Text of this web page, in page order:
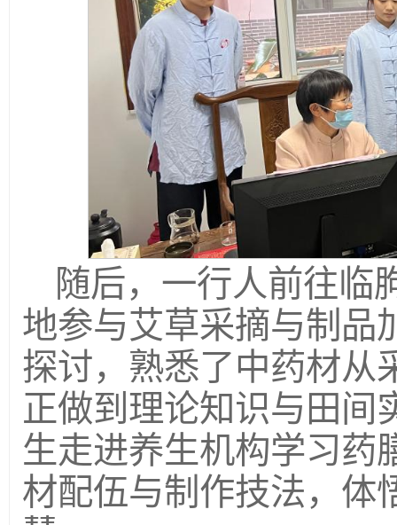
随后，一行人前往临
地参与艾草采摘与制品
探讨，熟悉了中药材从
正做到理论知识与田间
生走进养生机构学习药
材配伍与制作技法，体